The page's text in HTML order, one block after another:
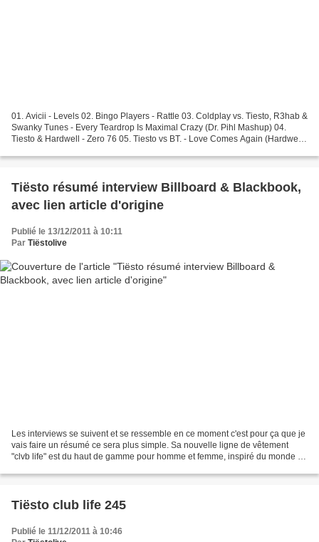
01. Avicii - Levels 02. Bingo Players - Rattle 03. Coldplay vs. Tiesto, R3hab &
Swanky Tunes - Every Teardrop Is Maximal Crazy (Dr. Pihl Mashup) 04.
Tiesto & Hardwell - Zero 76 05. Tiesto vs BT. - Love Comes Again (Hardwell
Tiësto résumé interview Billboard & Blackbook,
avec lien article d'origine
Publié le 13/12/2011 à 10:11
Par Tiëstolive
Les interviews se suivent et se ressemble en ce moment c'est pour ça que je
vais faire un résumé ce sera plus simple. Sa nouvelle ligne de vêtement
"clvb life" est du haut de gamme pour homme et femme, inspiré du monde de
Tiësto club life 245
Publié le 11/12/2011 à 10:46